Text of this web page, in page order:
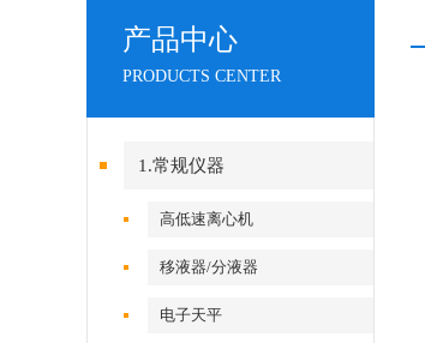
产品中心
PRODUCTS CENTER
1.常规仪器
高低速离心机
移液器/分液器
电子天平